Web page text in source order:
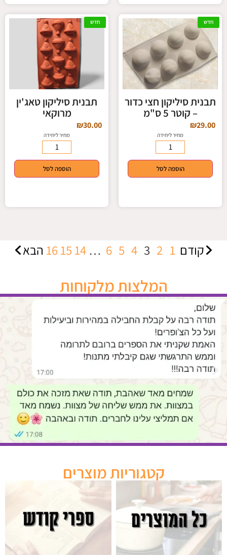
חדש
תבנית סיליקון חצי כדור
– קוטר 5 ס"מ
₪29.00
מחיר ליחידה
הוספה לסל
חדש
תבנית סיליקון טאג'ין
מרוקאי
₪30.00
מחיר ליחידה
הוספה לסל
קודם 1
2
3
4
5
6
…
14
15
16 הבא
המלצות מלקוחות
קטגוריות מוצרים